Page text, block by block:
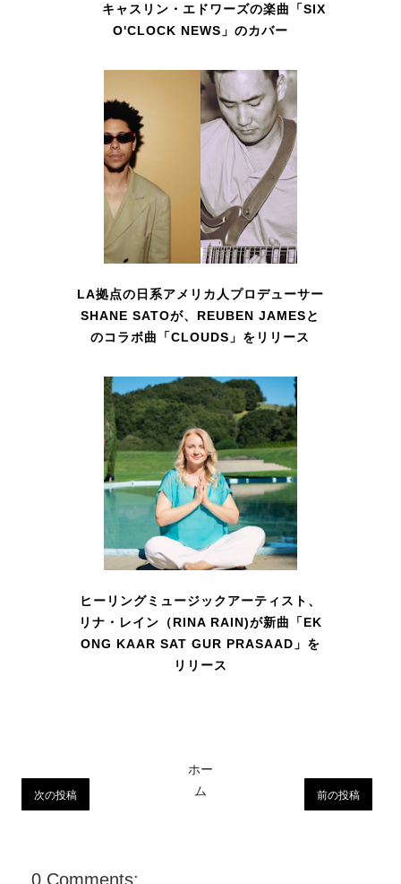
キャスリン・エドワーズの楽曲「SIX
O'CLOCK NEWS」のカバー
LA拠点の日系アメリカ人プロデューサー
SHANE SATOが、REUBEN JAMESと
のコラボ曲「CLOUDS」をリリース
ヒーリングミュージックアーティスト、
リナ・レイン（RINA RAIN)が新曲「EK
ONG KAAR SAT GUR PRASAAD」を
リリース
次の投稿 前の投稿
ホー
ム
0 Comments: